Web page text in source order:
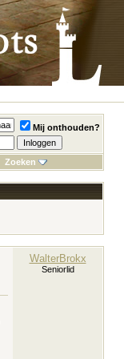
Mij onthouden?
Zoeken
WalterBrokx
Seniorlid